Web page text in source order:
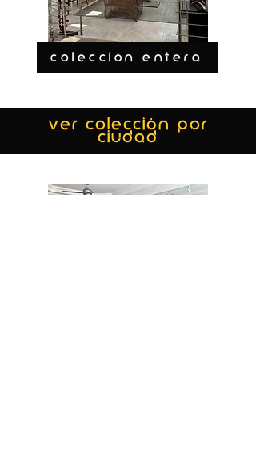
COLECCIÓN ENTERA
ver colección por
ciudad